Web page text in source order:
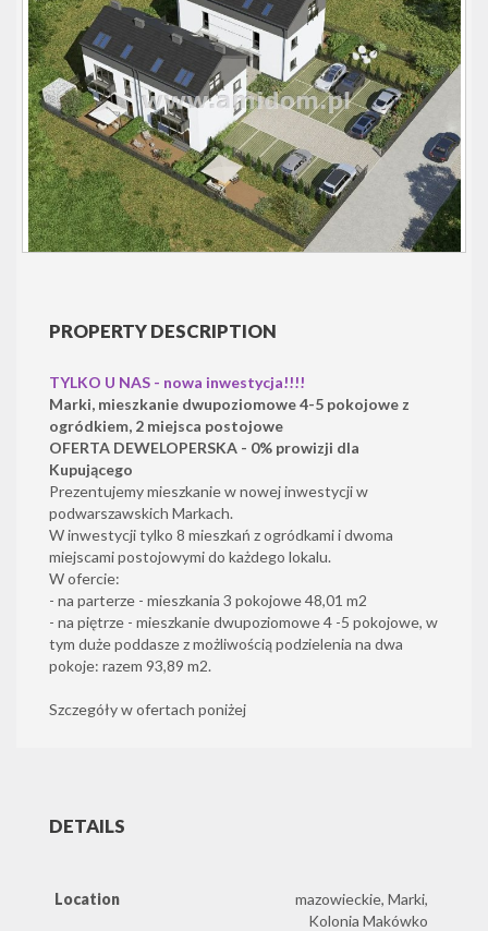
PROPERTY DESCRIPTION
TYLKO U NAS - nowa inwestycja!!!!
Marki, mieszkanie dwupoziomowe 4-5 pokojowe z
ogródkiem, 2 miejsca postojowe
OFERTA DEWELOPERSKA - 0% prowizji dla
Kupującego
Prezentujemy mieszkanie w nowej inwestycji w
podwarszawskich Markach.
W inwestycji tylko 8 mieszkań z ogródkami i dwoma
miejscami postojowymi do każdego lokalu.
W ofercie:
- na parterze - mieszkania 3 pokojowe 48,01 m2
- na piętrze - mieszkanie dwupoziomowe 4 -5 pokojowe, w
tym duże poddasze z możliwością podzielenia na dwa
pokoje: razem 93,89 m2.
Szczegóły w ofertach poniżej
DETAILS
Location
mazowieckie, Marki,
Kolonia Makówko